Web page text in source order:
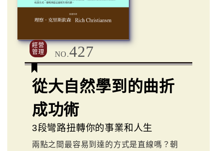
經營
管理
NO.427
從大自然學到的曲折
成功術
3段彎路扭轉你的事業和人生
兩點之間最容易到達的方式是直線嗎？朝